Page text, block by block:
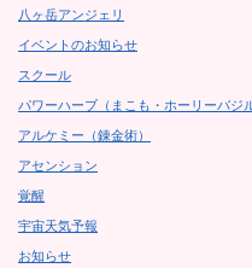
八ヶ岳アンジェリ
イベントのお知らせ
スクール
パワーハーブ（まこも・ホーリーバジ
アルケミー（錬金術）
アセンション
覚醒
宇宙天気予報
お知らせ